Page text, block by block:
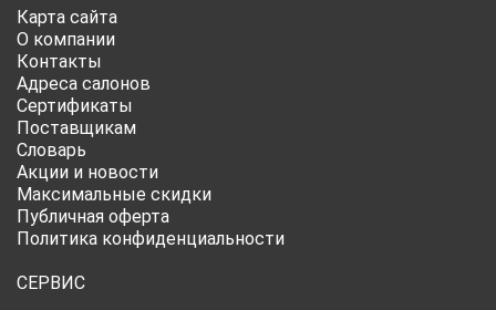
Карта сайта
О компании
Контакты
Адреса салонов
Сертификаты
Поставщикам
Словарь
Акции и новости
Максимальные скидки
Публичная оферта
Политика конфиденциальности
СЕРВИС